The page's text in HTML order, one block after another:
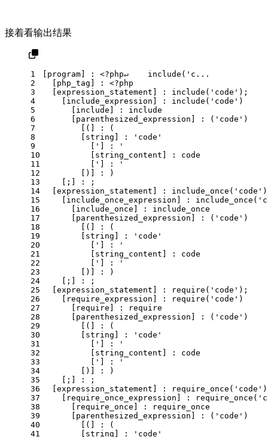
接着看输出结果
1
2
3
4
5
6
7
8
9
10
11
12
13
14
15
16
17
18
19
20
21
22
23
24
25
26
27
28
29
30
31
32
33
34
35
36
37
38
39
40
41
[program] : <?php↵    include('c...
  [php_tag] : <?php
  [expression_statement] : include('code');
    [include_expression] : include('code')
      [include] : include
      [parenthesized_expression] : ('code')
        [(] : (
        [string] : 'code'
          ['] : '
          [string_content] : code
          ['] : '
        [)] : )
    [;] : ;
[expression_statement] :
[include_once_expression] :
      [include_once] : include_once
      [parenthesized_expression] : ('code')
        [(] : (
        [string] : 'code'
          ['] : '
          [string_content] : code
          ['] : '
        [)] : )
    [;] : ;
  [expression_statement] : require('code');
    [require_expression] : require('code')
      [require] : require
      [parenthesized_expression] : ('code')
        [(] : (
        [string] : 'code'
          ['] : '
          [string_content] : code
          ['] : '
        [)] : )
    [;] : ;
[expression_statement] :
[require_once_expression] :
      [require_once] : require_once
      [parenthesized_expression] : ('code')
        [(] : (
        [string] : 'code'